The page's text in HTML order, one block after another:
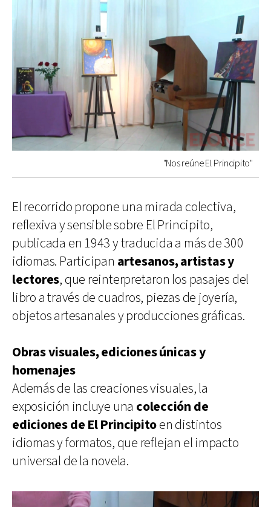
"Nos reúne El Principito"
El recorrido propone una mirada colectiva,
reflexiva y sensible sobre El Principito,
publicada en 1943 y traducida a más de 300
idiomas. Participan artesanos, artistas y
lectores, que reinterpretaron los pasajes del
libro a través de cuadros, piezas de joyería,
objetos artesanales y producciones gráficas.
Obras visuales, ediciones únicas y
homenajes
Además de las creaciones visuales, la
exposición incluye una colección de
ediciones de El Principitoen distintos
idiomas y formatos, que reflejan el impacto
universal de la novela.